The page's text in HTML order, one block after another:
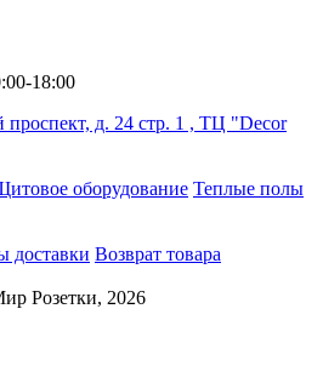
18:00
д. 24 стр. 1 , ТЦ "Decor
оборудование Теплые полы
доставки Возврат товара
Розетки, 2026